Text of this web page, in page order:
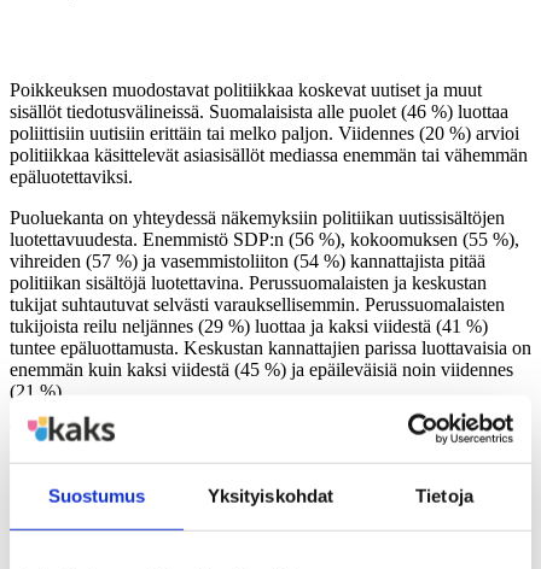
Suostumus Yksityiskohdat Tietoja
Poikkeuksen muodostavat politiikkaa koskevat uutiset ja muut
sisällöt tiedotusvälineissä. Suomalaisista alle puolet (46 %) luottaa
poliittisiin uutisiin erittäin tai melko paljon. Viidennes (20 %) arvioi
politiikkaa käsittelevät asiasisällöt mediassa enemmän tai vähemmän
epäluotettaviksi.
Puoluekanta on yhteydessä näkemyksiin politiikan uutissisältöjen
luotettavuudesta. Enemmistö SDP:n (56 %), kokoomuksen (55 %),
vihreiden (57 %) ja vasemmistoliiton (54 %) kannattajista pitää
politiikan sisältöjä luotettavina. Perussuomalaisten ja keskustan
tukijat suhtautuvat selvästi varauksellisemmin. Perussuomalaisten
tukijoista reilu neljännes (29 %) luottaa ja kaksi viidestä (41 %)
tuntee epäluottamusta. Keskustan kannattajien parissa luottavaisia on
enemmän kuin kaksi viidestä (45 %) ja epäileväisiä noin viidennes
(21 %).
Talouden uutisointiin luottavat eniten akavalaiset (74 %), yrittäjät
vaihdellen työttömistä (57 %) akavalaisiin (78 %). Peruskoulutuksen